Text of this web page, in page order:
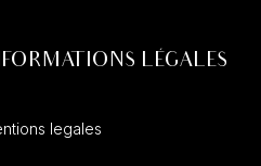
LÉGALES
legales